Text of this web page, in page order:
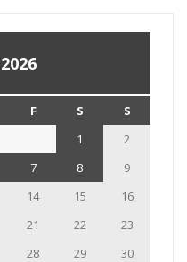
F S
S
1
2
7 8
9
14 15
16
21 22
23
28 29
30